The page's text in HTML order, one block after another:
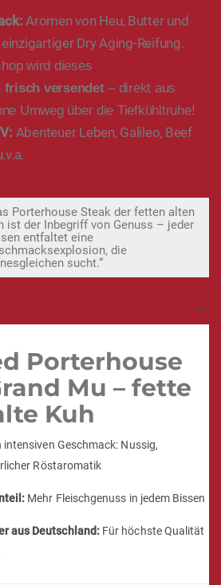
Aromen von Heu, Butter und
Dry Aging-Reifung.
wird dieses
versendet– direkt aus
Umweg über die Tiefkühltruhe!
Abenteuer Leben, Galileo, Beef
Porterhouse Steak der fetten alten
ist der Inbegriff von Genuss – jeder
entfaltet eine
die
sucht.“
Porterhouse
Mu – fette
Kuh
intensiven Geschmack: Nussig,
Röstaromatik
Mehr Fleischgenuss in jedem Bissen
aus Deutschland: Für höchste Qualität